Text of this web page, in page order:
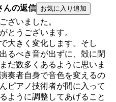
んの返信
ざいました。
とうございます。
大きく変化します。そし
るべき音が出ずに、殻に閉
だ数多くあるように思いま
奏者自身で音色を変えるの
ピアノ技術者が間に入って
ように調整してあげること